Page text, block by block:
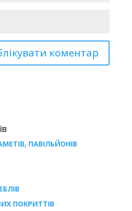
ПАВІЛЬЙОНІВ
ПОКРИТТІВ